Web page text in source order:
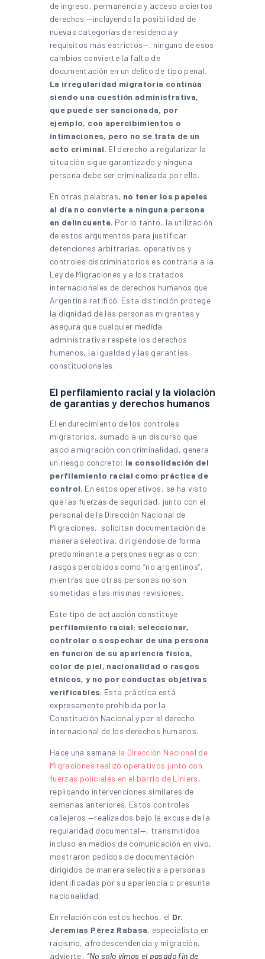
de ingreso, permanencia y acceso a ciertos
derechos —incluyendo la posibilidad de
nuevas categorías de residencia y
requisitos más estrictos—, ninguno de esos
cambios convierte la falta de
documentación en un delito de tipo penal.
La irregularidad migratoria continúa
siendo una cuestión administrativa,
que puede ser sancionada, por
ejemplo, con apercibimientos o
intimaciones, pero no se trata de un
acto criminal. El derecho a regularizar la
situación sigue garantizado y ninguna
persona debe ser criminalizada por ello.
En otras palabras, no tener los papeles
al día no convierte a ninguna persona
en delincuente. Por lo tanto, la utilización
de estos argumentos para justificar
detenciones arbitrarias, operativos y
controles discriminatorios es contraria a la
Ley de Migraciones y a los tratados
internacionales de derechos humanos que
Argentina ratificó. Esta distinción protege
la dignidad de las personas migrantes y
asegura que cualquier medida
administrativa respete los derechos
humanos, la igualdad y las garantías
constitucionales.
El perfilamiento racial y la violación
de garantías y derechos humanos
El endurecimiento de los controles
migratorios, sumado a un discurso que
asocia migración con criminalidad, genera
un riesgo concreto: la consolidación del
perfilamiento racial como práctica de
control. En estos operativos, se ha visto
que las fuerzas de seguridad, junto con el
personal de la Dirección Nacional de
Migraciones, solicitan documentación de
manera selectiva, dirigiéndose de forma
predominante a personas negras o con
rasgos percibidos como “no argentinos”,
mientras que otras personas no son
sometidas a las mismas revisiones.
Este tipo de actuación constituye
perfilamiento racial: seleccionar,
controlar o sospechar de una persona
en función de su apariencia física,
color de piel, nacionalidad o rasgos
étnicos, y no por conductas objetivas
verificables. Esta práctica está
expresamente prohibida por la
Constitución Nacional y por el derecho
internacional de los derechos humanos.
Hace una semana la Dirección Nacional de
Migraciones realizó operativos junto con
fuerzas policiales en el barrio de Liniers,
replicando intervenciones similares de
semanas anteriores. Estos controles
callejeros —realizados bajo la excusa de la
regularidad documental—, transmitidos
incluso en medios de comunicación en vivo,
mostraron pedidos de documentación
dirigidos de manera selectiva a personas
identificadas por su apariencia o presunta
nacionalidad.
En relación con estos hechos, el Dr.
Jeremías Pérez Rabasa, especialista en
racismo, afrodescendencia y migración,
advierte: “No solo vimos el pasado fin de